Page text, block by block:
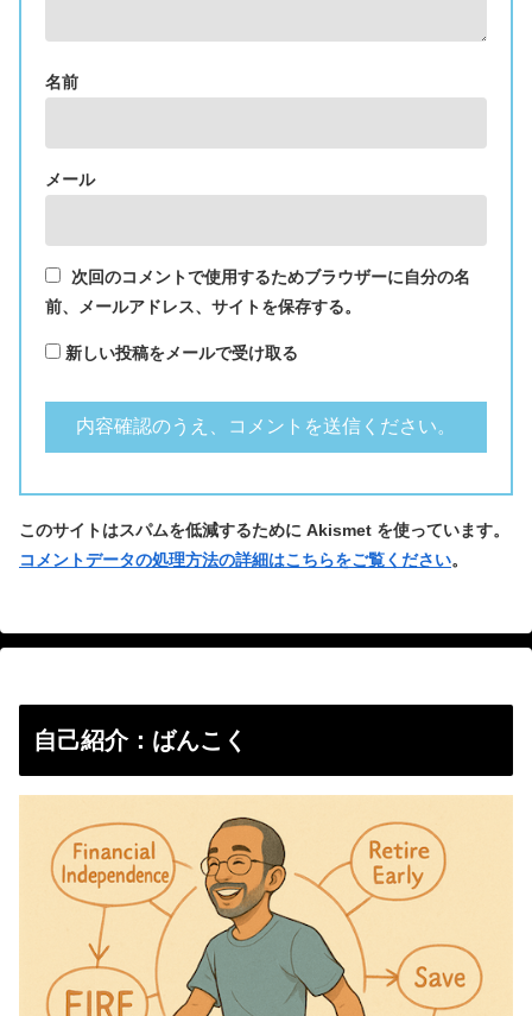
名前
メール
次回のコメントで使用するためブラウザーに自分の名
前、メールアドレス、サイトを保存する。
新しい投稿をメールで受け取る
このサイトはスパムを低減するために Akismet を使っています。
コメントデータの処理方法の詳細はこちらをご覧ください。
自己紹介：ばんこく